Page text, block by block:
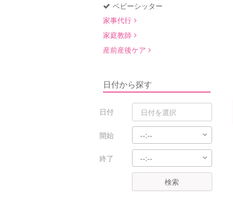
ベビーシッター
家事代行
家庭教師
産前産後ケア
日付から探す
日付
開始
終了
検索